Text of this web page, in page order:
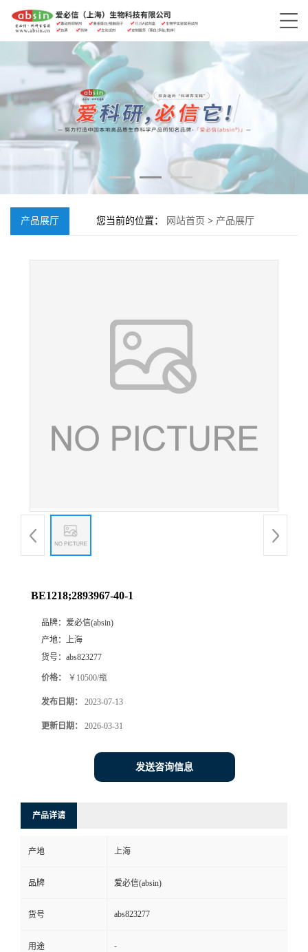
产品展厅 您当前的位置： 网站首页 > 产品展厅
BE1218;2893967-40-1
品牌： 爱必信(absin)
产地： 上海
货号： abs823277
价格： ￥10500/瓶
发布日期： 2023-07-13
更新日期： 2026-03-31
发送咨询信息
产品详请
产地 上海
品牌 爱必信(absin)
货号 abs823277
用途 -